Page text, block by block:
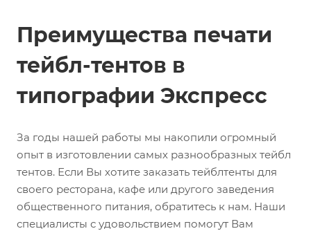
Преимущества печати
тейбл-тентов в
типографии Экспресс
За годы нашей работы мы накопили огромный
опыт в изготовлении самых разнообразных тейбл
тентов. Если Вы хотите заказать тейблтенты для
своего ресторана, кафе или другого заведения
общественного питания, обратитесь к нам. Наши
специалисты с удовольствием помогут Вам